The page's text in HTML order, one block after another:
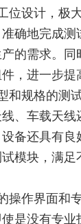
位设计，极
确地完成测
的需求。
，进一步提
和规格的测
、车载天线
备还具有良
模块，满足
操作界面和
是没有专业